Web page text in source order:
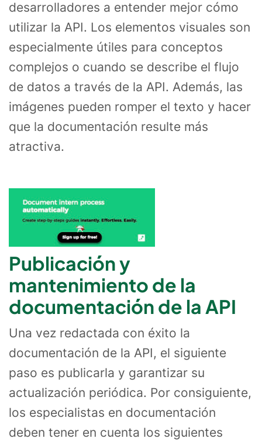
desarrolladores a entender mejor cómo
utilizar la API. Los elementos visuales son
especialmente útiles para conceptos
complejos o cuando se describe el flujo
de datos a través de la API. Además, las
imágenes pueden romper el texto y hacer
que la documentación resulte más
atractiva.
Publicación y
mantenimiento de la
documentación de la API
Una vez redactada con éxito la
documentación de la API, el siguiente
paso es publicarla y garantizar su
actualización periódica. Por consiguiente,
los especialistas en documentación
deben tener en cuenta los siguientes